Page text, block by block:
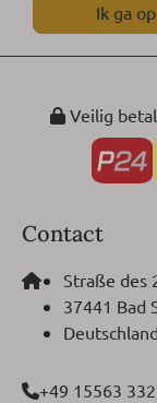
Ik ga
Veilig
Contact
Straße des
37441 Bad
Deutschland
+49 15563